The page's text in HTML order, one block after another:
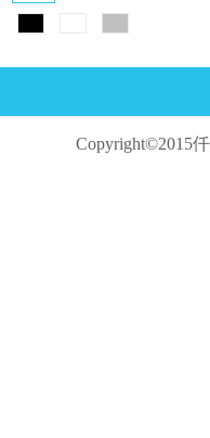
Copyright©2015